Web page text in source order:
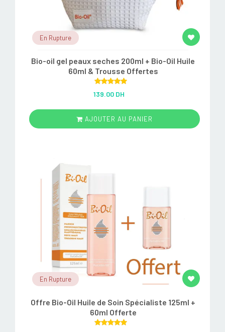
En Rupture
Bio-oil gel peaux seches 200ml + Bio-Oil Huile
60ml & Trousse Offertes
out of 5
139.00 DH
AJOUTER AU PANIER
En Rupture
Offre Bio-Oil Huile de Soin Spécialiste 125ml +
60ml Offerte